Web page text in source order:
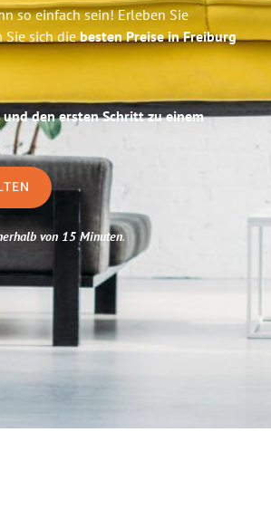
so einfach sein! Erleben Sie
Sie sich diebesten Preise in Freiburg
den ersten Schritt zu einem
von 15 Minuten.